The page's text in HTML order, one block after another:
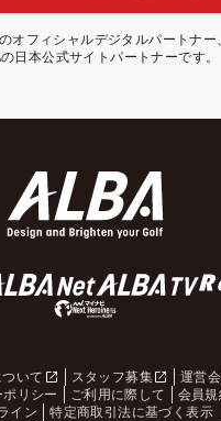
オフィシャルデジタルパートナー
の日本公式サイトパートナーです。
いて スタッフ募集
運営
リシー
ご利用に際して
会員規
イン
特定商取引法に基づく表示